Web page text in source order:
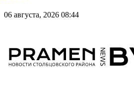
06 августа, 2026 08:44